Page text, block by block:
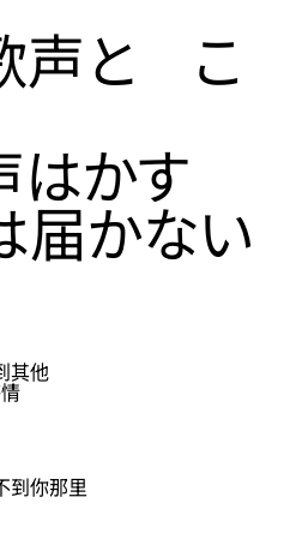
声と こ
はかす
かない
其他
到你那里